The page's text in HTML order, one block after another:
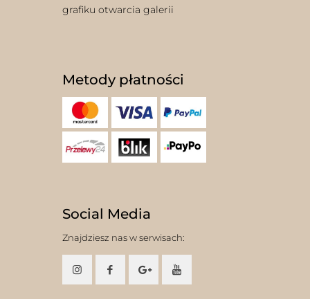
grafiku otwarcia galerii
Metody płatności
Social Media
Znajdziesz nas w serwisach: